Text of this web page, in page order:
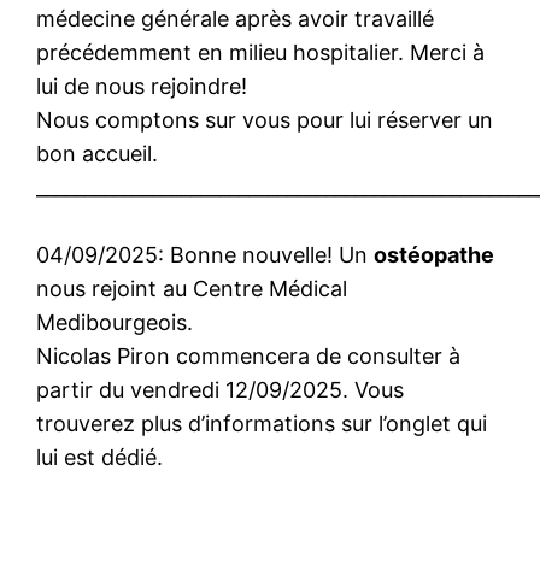
médecine générale après avoir travaillé
précédemment en milieu hospitalier. Merci à
lui de nous rejoindre!
Nous comptons sur vous pour lui réserver un
bon accueil.
04/09/2025: Bonne nouvelle! Unostéopathe
nous rejoint au Centre Médical
Medibourgeois.
Nicolas Piron commencera de consulter à
partir du vendredi 12/09/2025. Vous
trouverez plus d’informations sur l’onglet qui
lui est dédié.